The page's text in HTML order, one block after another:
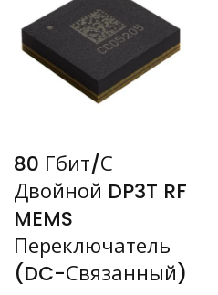
80 Гбит/с
Двойной DP3T RF
MEMS
Переключатель
(DC-Связанный)